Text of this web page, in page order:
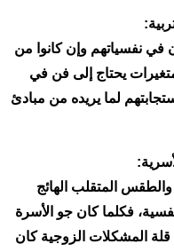
في نفسياتهم وإن كانوا من
يحتاج إلى فن في
لما يريده من مبادئ
والطقس المتقلب الهائج
فكلما كان جو الأسرة
قلة المشكلات الزوجية كان